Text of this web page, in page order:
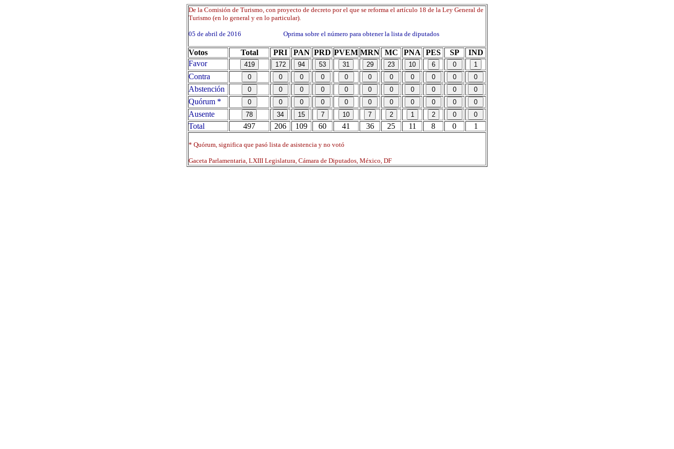
De la Comisión de Turismo, con proyecto de decreto por el que se reforma el artículo 18 de la Ley General de
Turismo (en lo general y en lo particular).
05 de abril de 2016 Oprima sobre el número para obtener la lista de diputados
Votos Total PRI PAN PRD PVEM MRN MC PNA PES SP
IND
Favor
Contra
Abstención
Quórum *
Ausente
Total
497 206 109 60 41 36 25 11 8 0 1
* Quórum, significa que pasó lista de asistencia y no votó
Gaceta Parlamentaria, LXIII Legislatura, Cámara de Diputados, México, DF